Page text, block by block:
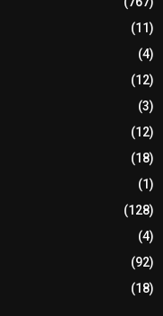
(11)
(4)
(12)
(3)
(12)
(18)
(1)
(128)
(4)
(92)
(18)